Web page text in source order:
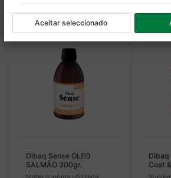
Dibaq Sense ÓLEO
SALMÃO 300gr.
Dibaq
Coat
Aceitar seleccionado